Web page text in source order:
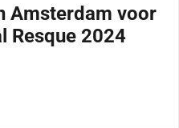
Amsterdam voor
Resque 2024